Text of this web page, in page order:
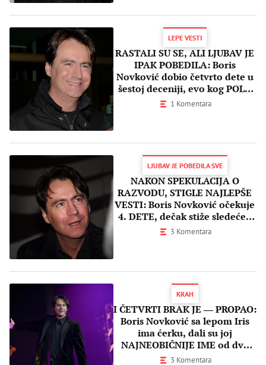
LEPE VESTI
RASTALI SU SE, ALI LJUBAV JE
IPAK POBEDILA: Boris
Novković dobio četvrto dete u
šestoj deceniji, evo kog POLA
je beba
1 Komentara
LJUBAV JE POBEDILA SVE
NAKON SPEKULACIJA O
RAZVODU, STIGLE NAJLEPŠE
VESTI: Boris Novković očekuje
4. DETE, dečak stiže sledećeg
meseca!
3 Komentara
KRAH
I ČETVRTI BRAK JE ― PROPAO:
Boris Novković sa lepom Iris
ima ćerku, dali su joj
NAJNEOBIČNIJE IME od dva
slova, a sad...
3 Komentara